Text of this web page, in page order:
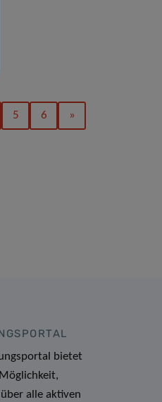
5 6 »
bietet
alle aktiven